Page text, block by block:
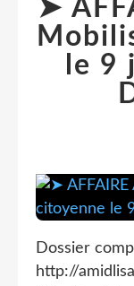
➤
le 9
Dossier
http://